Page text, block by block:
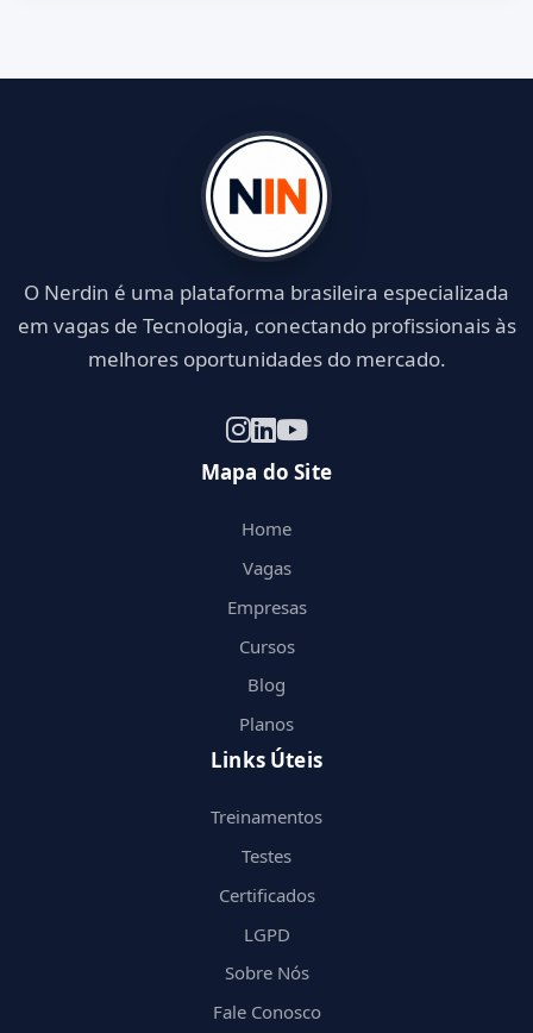
O Nerdin é uma plataforma brasileira especializada
em vagas de Tecnologia, conectando profissionais às
melhores oportunidades do mercado.
Mapa do Site
Home
Vagas
Empresas
Cursos
Blog
Planos
Links Úteis
Treinamentos
Testes
Certificados
LGPD
Sobre Nós
Fale Conosco